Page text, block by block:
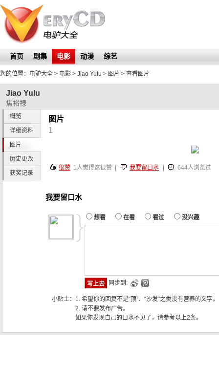
首页 剧集 电影 动漫 综艺
您的位置： 电驴大全 > 电影 > Jiao Yulu > 图片 > 查看图片
Jiao Yulu
焦裕禄
概览
详细资料
图片
历史更改
获奖记录
图片
1
很赞 1人觉得这很赞 | 我要留口水 644人浏览过
我要留口水
想看 在看 看过 没兴趣
同步到:
小贴士： 1. 希望你的回复不是“顶”、“沙发”之类没有营养的文字。
2. 请不要发布广告。
如果你发现自己的口水不见了，请参考以上2条。